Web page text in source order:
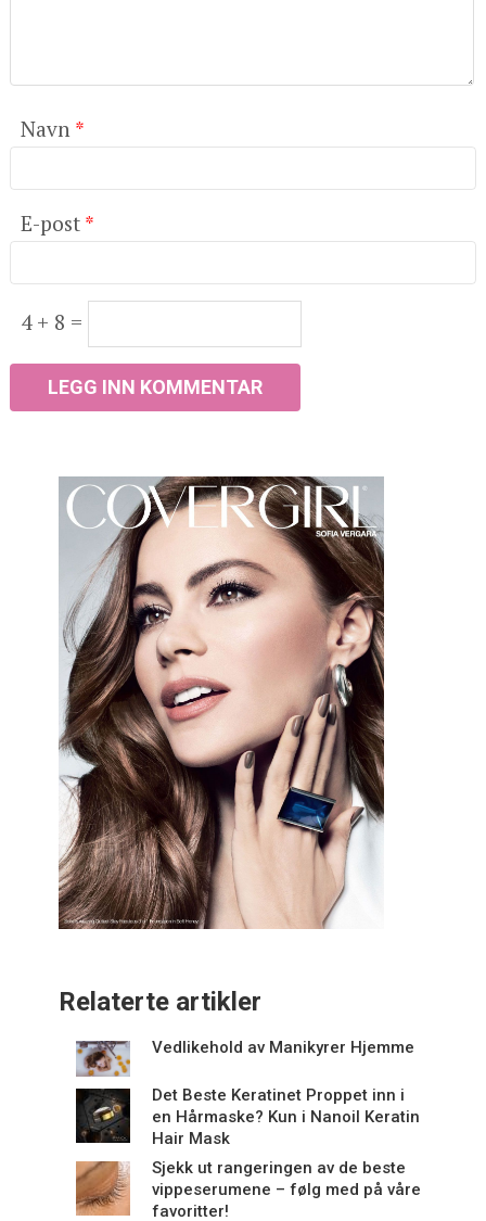
Navn *
E-post *
4 + 8 =
Relaterte artikler
Vedlikehold av Manikyrer Hjemme
Det Beste Keratinet Proppet inn i
en Hårmaske? Kun i Nanoil Keratin
Hair Mask
Sjekk ut rangeringen av de beste
vippeserumene – følg med på våre
favoritter!